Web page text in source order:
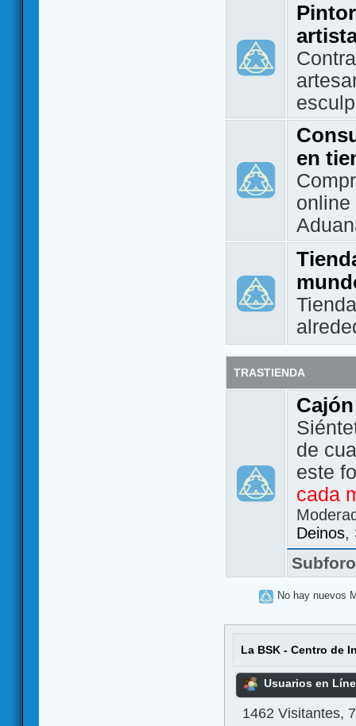
en
TRASTIENDA
de
este
cada
Deinos,
No hay nuevos
La BSK - Centro de
Usuarios en
1462 Visitantes,